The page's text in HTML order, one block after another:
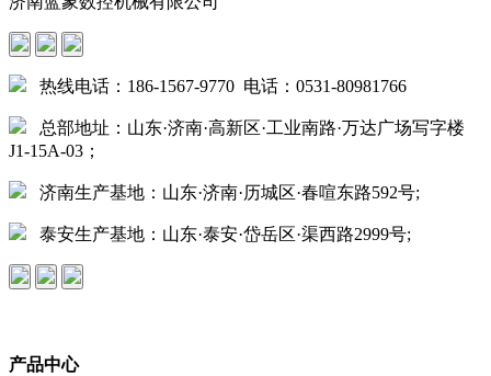
热线电话：186-1567-9770 电话：0531-80981766
总部地址：山东·济南·高新区·工业南路·万达广场写字楼
J1-15A-03；
济南生产基地：山东·济南·历城区·春喧东路592号;
泰安生产基地：山东·泰安·岱岳区·渠西路2999号;
产品中心